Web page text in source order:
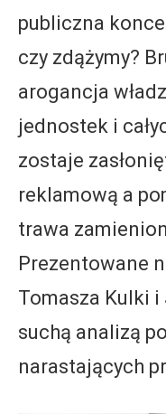
publiczna
czy zdążymy?
arogancja
jednostek i
zostaje
reklamową a
trawa
Prezentowane
Tomasza Kulki
suchą analizą
narastających